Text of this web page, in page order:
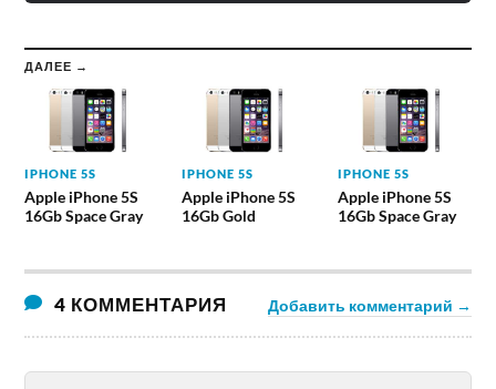
ДАЛЕЕ →
IPHONE 5S
Apple iPhone 5S
16Gb Space Gray
IPHONE 5S
Apple iPhone 5S
16Gb Gold
IPHONE 5S
Apple iPhone 5S
16Gb Space Gray
4 КОММЕНТАРИЯ Добавить комментарий →